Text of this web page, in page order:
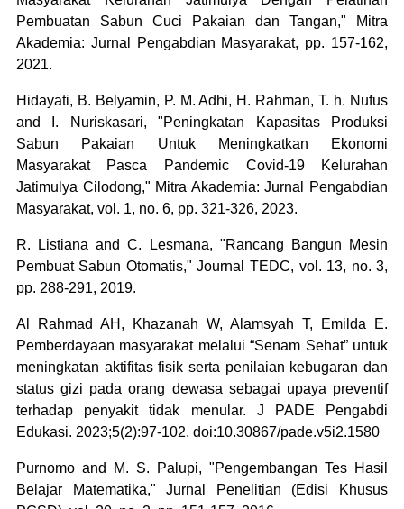
Pembuatan Sabun Cuci Pakaian dan Tangan," Mitra
Akademia: Jurnal Pengabdian Masyarakat, pp. 157-162,
2021.
Hidayati, B. Belyamin, P. M. Adhi, H. Rahman, T. h. Nufus
and I. Nuriskasari, "Peningkatan Kapasitas Produksi
Sabun Pakaian Untuk Meningkatkan Ekonomi
Masyarakat Pasca Pandemic Covid-19 Kelurahan
Jatimulya Cilodong," Mitra Akademia: Jurnal Pengabdian
Masyarakat, vol. 1, no. 6, pp. 321-326, 2023.
R. Listiana and C. Lesmana, "Rancang Bangun Mesin
Pembuat Sabun Otomatis," Journal TEDC, vol. 13, no. 3,
pp. 288-291, 2019.
Al Rahmad AH, Khazanah W, Alamsyah T, Emilda E.
Pemberdayaan masyarakat melalui “Senam Sehat” untuk
meningkatan aktifitas fisik serta penilaian kebugaran dan
status gizi pada orang dewasa sebagai upaya preventif
terhadap penyakit tidak menular. J PADE Pengabdi
Edukasi. 2023;5(2):97-102. doi:10.30867/pade.v5i2.1580
Purnomo and M. S. Palupi, "Pengembangan Tes Hasil
Belajar Matematika," Jurnal Penelitian (Edisi Khusus